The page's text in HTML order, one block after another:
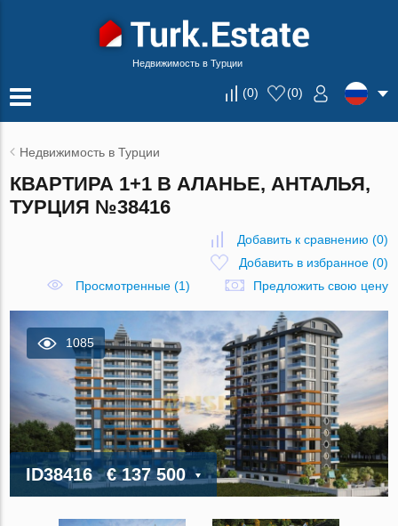
Недвижимость в Турции
(0) (0)
Недвижимость в Турции
КВАРТИРА 1+1 В АЛАНЬЕ, АНТАЛЬЯ,
ТУРЦИЯ №38416
Добавить к сравнению (0)
Добавить в избранное(0)
Просмотренные (1)
Предложить свою цену
1085
ID38416 € 137 500